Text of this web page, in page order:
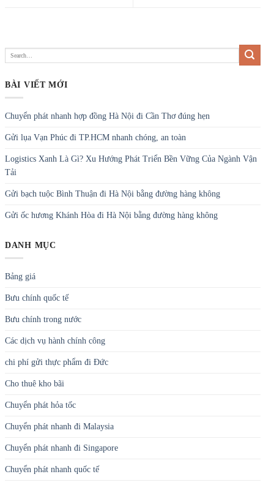
BÀI VIẾT MỚI
Chuyển phát nhanh hợp đồng Hà Nội đi Cần Thơ đúng hẹn
Gửi lụa Vạn Phúc đi TP.HCM nhanh chóng, an toàn
Logistics Xanh Là Gì? Xu Hướng Phát Triển Bền Vững Của Ngành Vận
Tải
Gửi bạch tuộc Bình Thuận đi Hà Nội bằng đường hàng không
Gửi ốc hương Khánh Hòa đi Hà Nội bằng đường hàng không
DANH MỤC
Bảng giá
Bưu chính quốc tế
Bưu chính trong nước
Các dịch vụ hành chính công
chi phí gửi thực phẩm đi Đức
Cho thuê kho bãi
Chuyển phát hỏa tốc
Chuyển phát nhanh đi Malaysia
Chuyển phát nhanh đi Singapore
Chuyển phát nhanh quốc tế